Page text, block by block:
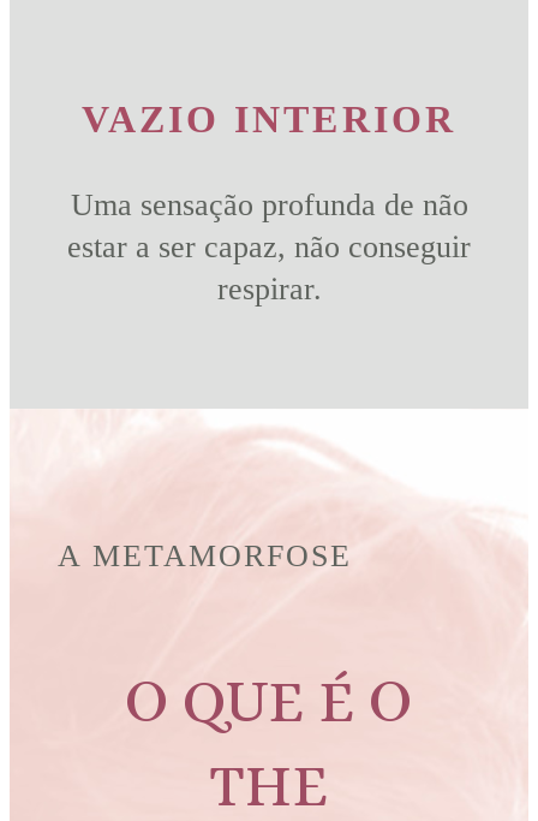
VAZIO INTERIOR
Uma sensação profunda de não
estar a ser capaz, não conseguir
respirar.
A METAMORFOSE
O QUE É O
THE